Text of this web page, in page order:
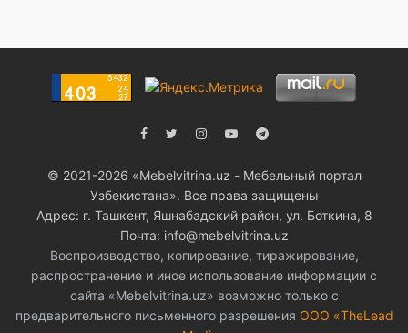
© 2021-2026 «Мebelvitrina.uz - Мебельный портал
Узбекистана». Все права защищены
Адрес: г. Ташкент, Яшнабадский район, ул. Боткина, 8
Почта: info@mebelvitrina.uz
Воспроизводство, копирование, тиражирование,
распространение и иное использование информации с
сайта «Mebelvitrina.uz» возможно только с
предварительного письменного разрешения ООО «TheLead